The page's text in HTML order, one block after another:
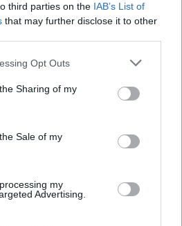
third parties on the IAB’s List of
that may further disclose it to other
app uses one or more Google
usage behaviour. You may click to
and its third-party tags to
purposes in below Google
Opt Outs
Sharing of my
Sale of my
my
Advertising.
κατά της Όμικρον, σε
κάνει δύο δόσεις, κάτι που
έξτρα προστασίας. Δεν
με τους “Τάιμς της Νέας
παιδιά, ούτε υπάρχει ακόμη
την αυξημένη
εταιρείες πάντως έκαναν
αρμόδιες αρχές των ΗΠΑ (FDA)
επείγουσα έγκριση